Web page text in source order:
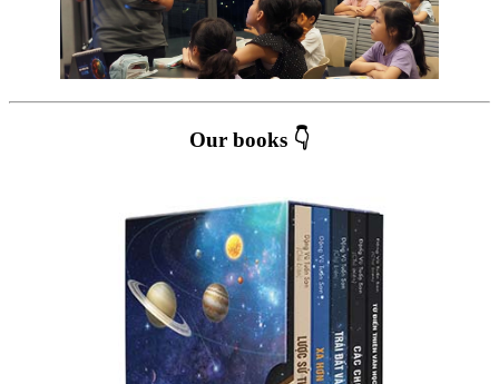
Our books 👇